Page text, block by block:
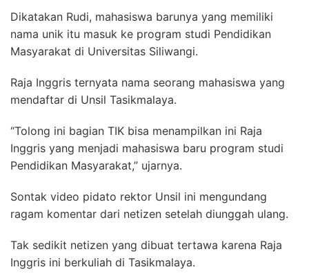
Dikatakan Rudi, mahasiswa barunya yang memiliki
nama unik itu masuk ke program studi Pendidikan
Masyarakat di Universitas Siliwangi.
Raja Inggris ternyata nama seorang mahasiswa yang
mendaftar di Unsil Tasikmalaya.
“Tolong ini bagian TIK bisa menampilkan ini Raja
Inggris yang menjadi mahasiswa baru program studi
Pendidikan Masyarakat,” ujarnya.
Sontak video pidato rektor Unsil ini mengundang
ragam komentar dari netizen setelah diunggah ulang.
Tak sedikit netizen yang dibuat tertawa karena Raja
Inggris ini berkuliah di Tasikmalaya.